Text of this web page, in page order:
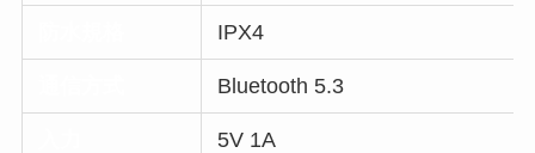
IPX4
Bluetooth 5.3
5V 1A